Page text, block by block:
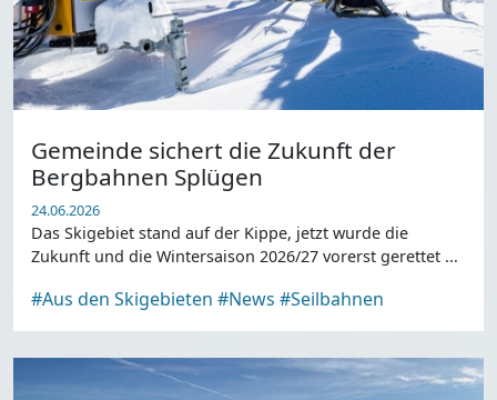
Gemeinde sichert die Zukunft der
Bergbahnen Splügen
24.06.2026
Das Skigebiet stand auf der Kippe, jetzt wurde die
Zukunft und die Wintersaison 2026/27 vorerst gerettet ...
#Aus den Skigebieten #News #Seilbahnen